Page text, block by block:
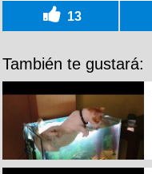
13
También te gustará: